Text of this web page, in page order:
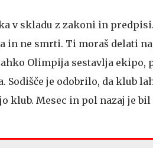
v skladu z zakoni in
in ne smrti. Ti moraš delati
Olimpija sestavlja
Sodišče je odobrilo, da klub
klub. Mesec in pol nazaj je